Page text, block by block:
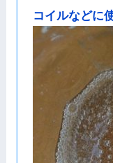
コイルなどに